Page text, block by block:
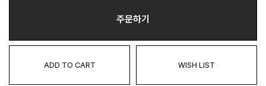
주문하기
ADD TO CART WISH LIST